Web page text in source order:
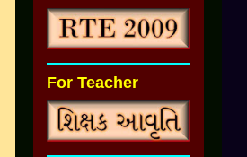
For Teacher